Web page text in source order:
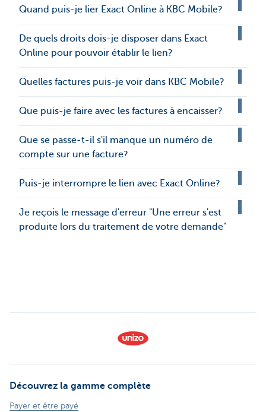
Quand puis-je lier Exact Online à KBC Mobile?
De quels droits dois-je disposer dans Exact
Online pour pouvoir établir le lien?
Quelles factures puis-je voir dans KBC Mobile?
Que puis-je faire avec les factures à encaisser?
Que se passe-t-il s'il manque un numéro de
compte sur une facture?
Puis-je interrompre le lien avec Exact Online?
Je reçois le message d'erreur "Une erreur s'est
produite lors du traitement de votre demande"
Découvrez la gamme complète
Payer et être payé